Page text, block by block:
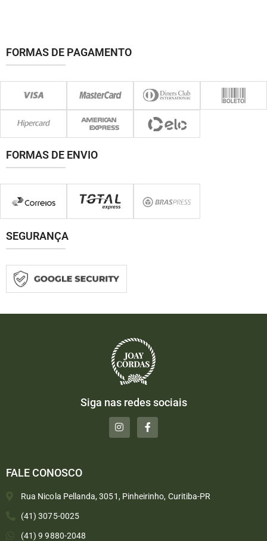
FORMAS DE PAGAMENTO
FORMAS DE ENVIO
SEGURANÇA
Siga nas redes sociais
FALE CONOSCO
Rua Nicola Pellanda, 3051, Pinheirinho, Curitiba-PR
(41) 3075-0025
(41) 9 9880-2048